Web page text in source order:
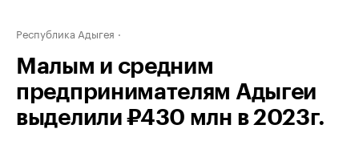
Республика Адыгея
Малым и средним
предпринимателям Адыгеи
выделили ₽430 млн в 2023г.